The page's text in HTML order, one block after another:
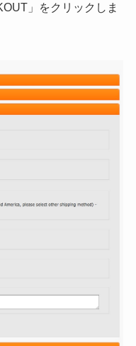
」をクリックしま